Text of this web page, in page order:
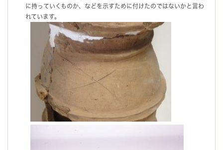
に持っていくものか、などを示すために付けたのではないかと言わ
れています。